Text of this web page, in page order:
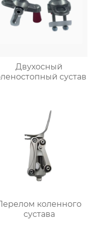
Двухосный
сустав
коленного
сустава